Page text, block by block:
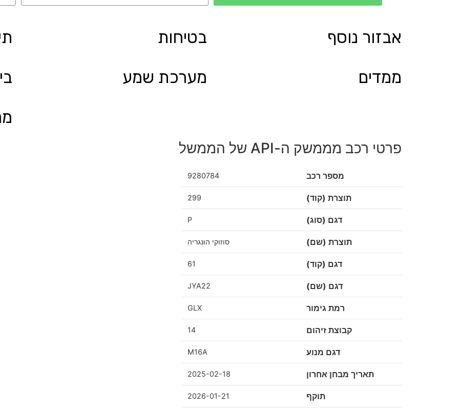
בטיחות
אבזור נוסף
מערכת שמע
ממדים
פרטי רכב מממשק ה-API של הממשל
מספר רכב 9280784
תוצרת (קוד) 299
דגם (סוג) P
תוצרת (שם) סוזוקי הונגריה
דגם (קוד) 61
דגם (שם) JYA22
רמת גימור GLX
קבוצת זיהום 14
דגם מנוע M16A
תאריך מבחן אחרון 2025-02-18
תוקף 2026-01-21